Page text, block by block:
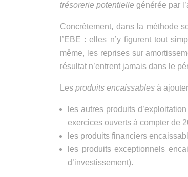
trésorerie potentielle générée par
Concrètement, dans la méthode
l’EBE : elles n’y figurent tout
même, les reprises sur
résultat n’entrent jamais dans le
Les produits encaissables à
les autres produits
exercices ouverts à compter de
les produits financiers
les produits exceptionnels
d’investissement).